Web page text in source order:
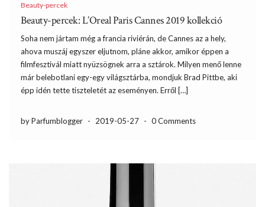
Beauty-percek
Beauty-percek: L’Oreal Paris Cannes 2019 kollekció
Soha nem jártam még a francia riviérán, de Cannes az a hely,
ahova muszáj egyszer eljutnom, pláne akkor, amikor éppen a
filmfesztivál miatt nyüzsögnek arra a sztárok. Milyen menő lenne
már belebotlani egy-egy világsztárba, mondjuk Brad Pittbe, aki
épp idén tette tiszteletét az eseményen. Erről […]
by Parfumblogger - 2019-05-27 - 0 Comments